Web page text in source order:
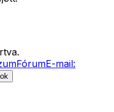
FórumE-mail: